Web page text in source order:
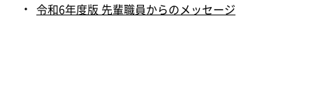
令和6年度版 先輩職員からのメッセージ